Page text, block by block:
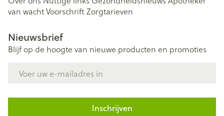
van wachtVoorschriftZorgtarieven
Nieuwsbrief
Blijf op de hoogte van nieuwe producten en promoties
Inschrijven